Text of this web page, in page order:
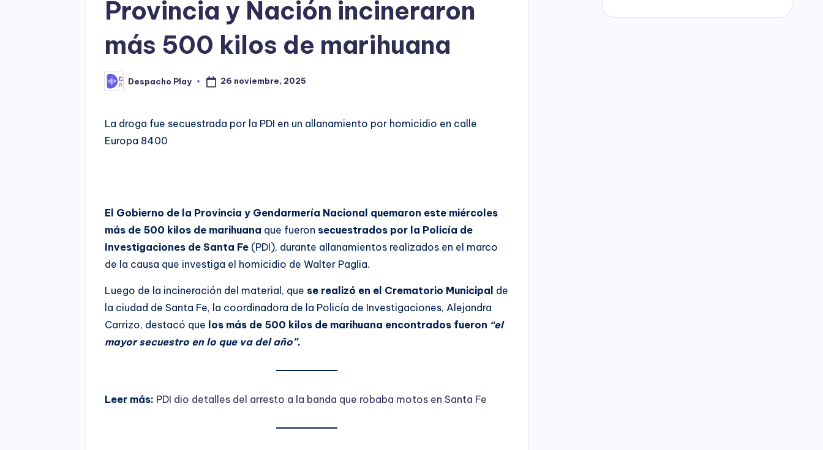
Provincia y Nación incineraron
más 500 kilos de marihuana
Posted
by
Despacho Play 26 noviembre, 2025
La droga fue secuestrada por la PDI en un allanamiento por homicidio en calle
Europa 8400
El Gobierno de la Provincia y Gendarmería Nacional quemaron este miércoles
más de 500 kilos de marihuana que fueron secuestrados por la Policía de
Investigaciones de Santa Fe (PDI), durante allanamientos realizados en el marco
de la causa que investiga el homicidio de Walter Paglia.
Luego de la incineración del material, que se realizó en el Crematorio Municipal de
la ciudad de Santa Fe, la coordinadora de la Policía de Investigaciones, Alejandra
Carrizo, destacó que los más de 500 kilos de marihuana encontrados fueron “el
mayor secuestro en lo que va del año”.
Leer más: PDI dio detalles del arresto a la banda que robaba motos en Santa Fe